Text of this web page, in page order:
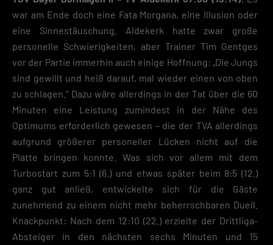
war am Ende doch eine Fata Morgana, eine Illusion oder
eine Sinnestäuschung. Aldekerk hatte zwar große
personelle Schwierigkeiten, aber Trainer Tim Gentges
vor der Partie immerhin auch einige Hoffnung: „Die Jungs
sind gewillt und heiß darauf, mal wieder einen von oben
zu schlagen.“ Dazu wäre allerdings in der Tat über die 60
Minuten eine Leistung zumindest in der Nähe des
Optimums erforderlich gewesen – die der TVA allerdings
aufgrund größerer personeller Lücken nicht auf die
Platte bringen konnte. Was sich vor allem mit dem
Turbostart zum 5:1 (6.) und etwas später beim 8:5 (12.)
ganz gut anließ, entwickelte sich für die Gäste
zunehmend zu einem nicht mehr beherrschbaren Duell.
Knackpunkt: Nach dem 12:10 (22.) erzielte der Drittliga-
Absteiger in den nächsten sechs Minuten und 15